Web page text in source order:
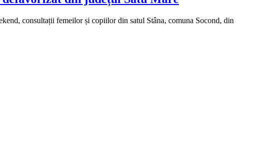
consultații femeilor și copiilor din satul Stâna, comuna Socond, din